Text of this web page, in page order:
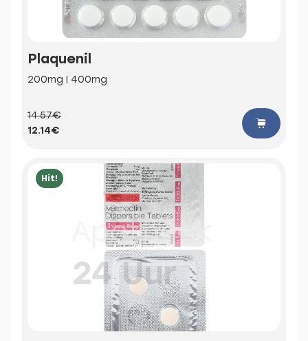
Plaquenil
200mg | 400mg
14.57€
12.14€
Hit!